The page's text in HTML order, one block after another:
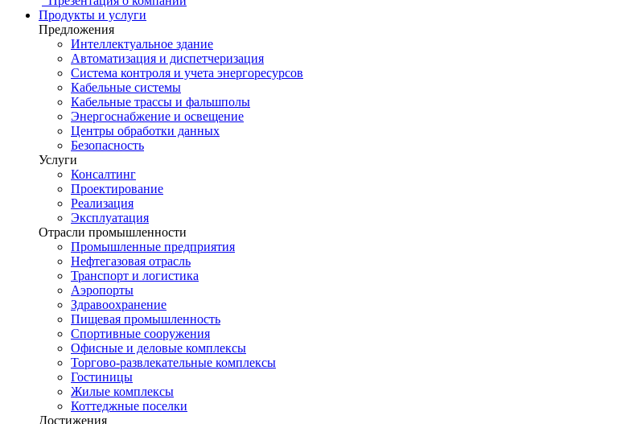
Продукты и услуги
Предложения
Интеллектуальное здание
Автоматизация и диспетчеризация
Система контроля и учета энергоресурсов
Кабельные системы
Кабельные трассы и фальшполы
Энергоснабжение и освещение
Центры обработки данных
Безопасность
Услуги
Консалтинг
Проектирование
Реализация
Эксплуатация
Отрасли промышленности
Промышленные предприятия
Нефтегазовая отрасль
Транспорт и логистика
Аэропорты
Здравоохранение
Пищевая промышленность
Спортивные сооружения
Офисные и деловые комплексы
Торгово-развлекательные комплексы
Гостиницы
Жилые комплексы
Коттеджные поселки
Достижения